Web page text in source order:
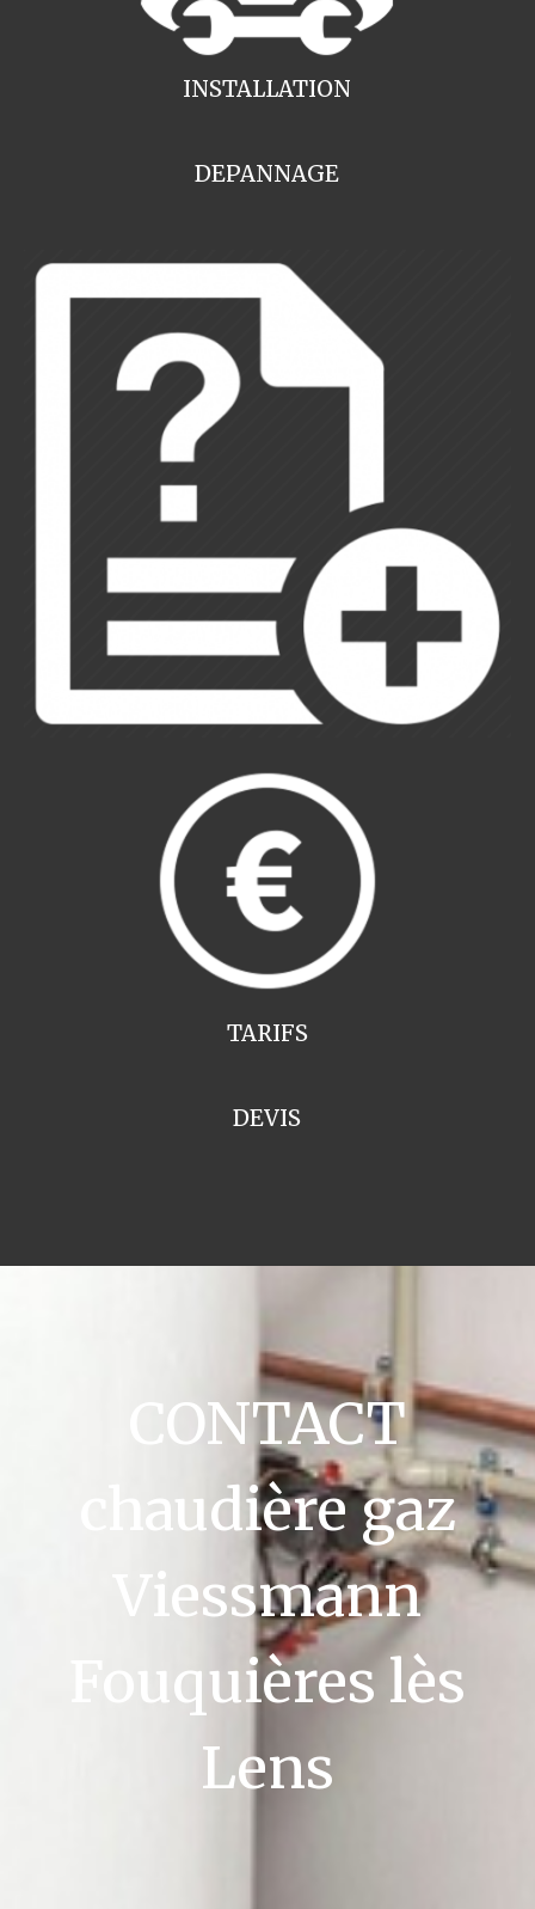
INSTALLATION
DEPANNAGE
TARIFS
DEVIS
CONTACT
chaudière gaz
Viessmann
Fouquières lès
Lens